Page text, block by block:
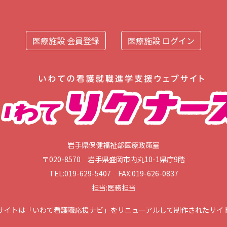
医療施設 会員登録 医療施設 ログイン
岩手県保健福祉部医療政策室
〒020-8570 岩手県盛岡市内丸10-1県庁9階
TEL:019-629-5407 FAX:019-626-0837
担当:医務担当
イトは「いわて看護職応援ナビ」をリニューアルして制作されたサイ